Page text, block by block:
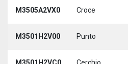
M3505A2VX0 Croce
M3501H2V00 Punto